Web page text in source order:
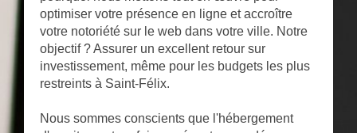
optimiser votre présence en ligne et accroître
votre notoriété sur le web dans votre ville. Notre
objectif ? Assurer un excellent retour sur
investissement, même pour les budgets les plus
restreints à Saint-Félix.
Nous sommes conscients que l'hébergement